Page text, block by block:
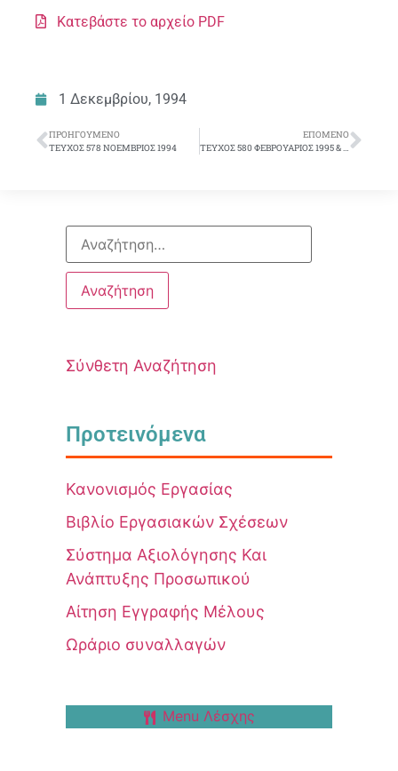
Κατεβάστε το αρχείο PDF
1 Δεκεμβρίου, 1994
ΠΡΟΗΓΟΎΜΕΝΟ
ΤΕΥΧΟΣ 578 ΝΟΕΜΒΡΙΟΣ 1994
ΕΠΌΜΕΝΟ
ΤΕΥΧΟΣ 580 ΦΕΒΡΟΥΑΡΙΟΣ 1995 & ΕΙΔΙΚΟ ΕΝΘΕΤΟ
Σύνθετη Αναζήτηση
Προτεινόμενα
Κανονισμός Εργασίας
Βιβλίο Εργασιακών Σχέσεων
Σύστημα Αξιολόγησης Και
Ανάπτυξης Προσωπικού
Αίτηση Εγγραφής Μέλους
Ωράριο συναλλαγών
Menu Λέσχης